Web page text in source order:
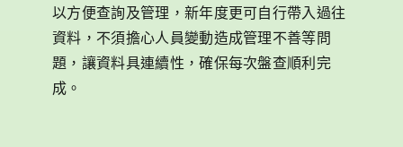
以方便查詢及管理，新年度更可自行帶入過往
資料，不須擔心人員變動造成管理不善等問
題，讓資料具連續性，確保每次盤查順利完
成。